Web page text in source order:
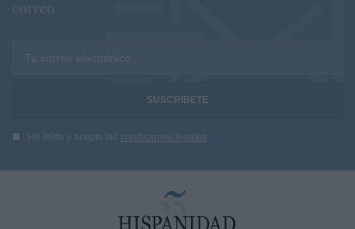
correo
Tu correo electrónico...
He leído y acepto las condiciones legales